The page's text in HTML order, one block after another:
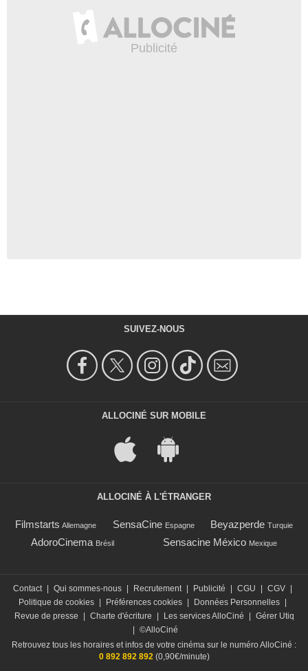
SUIVEZ-NOUS
ALLOCINÉ SUR MOBILE
ALLOCINÉ À L'ÉTRANGER
Filmstarts Allemagne SensaCine Espagne Beyazperde Turquie
AdoroCinema Brésil Sensacine México Mexique
Contact Qui sommes-nous Recrutement Publicité CGU CGV
Politique de cookies
Préférences cookies Données Personnelles
Revue de presse
Charte d'écriture Les services AlloCiné
Gérer Utiq
©AlloCiné
Retrouvez tous les horaires et infos de votre cinéma sur le numéro AlloCiné :
0 892 892 892(0,90€/minute)